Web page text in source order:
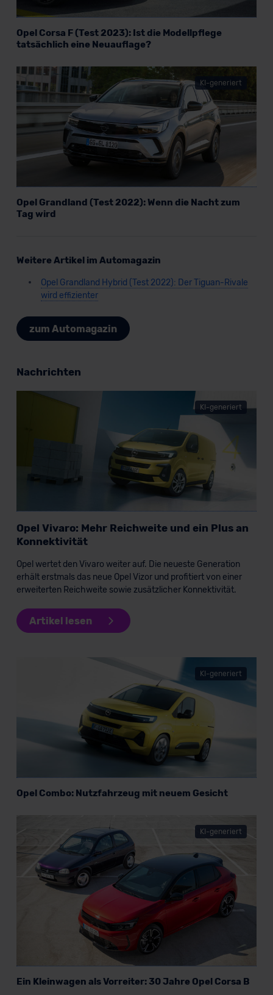
Opel Corsa F (Test 2023): Ist die Modellpflege
tatsächlich eine Neuauflage?
KI-generiert
Opel Grandland (Test 2022): Wenn die Nacht zum
Tag wird
Weitere Artikel im Automagazin
Opel Grandland Hybrid (Test 2022): Der Tiguan-Rivale
wird effizienter
zum Automagazin
Nachrichten
KI-generiert
Opel Vivaro: Mehr Reichweite und ein Plus an
Konnektivität
Opel wertet den Vivaro weiter auf. Die neueste Generation
erhält erstmals das neue Opel Vizor und profitiert von einer
erweiterten Reichweite sowie zusätzlicher Konnektivität.
Artikel lesen
KI-generiert
Opel Combo: Nutzfahrzeug mit neuem Gesicht
KI-generiert
Ein Kleinwagen als Vorreiter: 30 Jahre Opel Corsa B